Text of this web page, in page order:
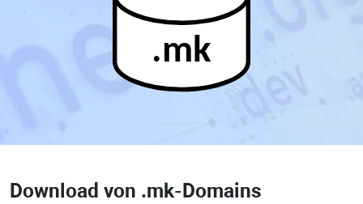
.mk
Download von .mk-Domains